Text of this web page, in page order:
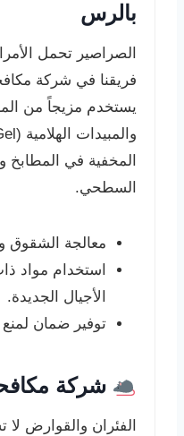
بالرس
الصراصير تحمل
فريقنا في شركة
يستخدم مزيجاً من
المخفية في المطابخ
السطحي.
معالجة الشقوق
استخدام مواد
الأجيال الجديدة.
توفير ضمان
شركة
الفئران والقوارض